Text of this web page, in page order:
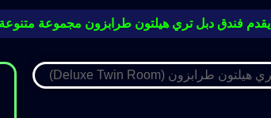
يقدم فندق دبل تري هيلتون طرابزون مجموعة متنوعة